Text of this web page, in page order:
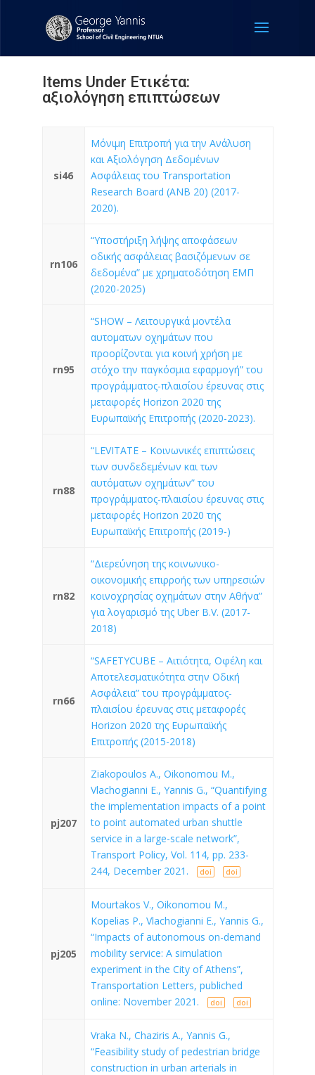
Items Under Ετικέτα:
αξιολόγηση επιπτώσεων
si46
Μόνιμη Επιτροπή για την Ανάλυση
και Αξιολόγηση Δεδομένων
Ασφάλειας του Transportation
Research Board (ANB 20) (2017-
2020).
rn106
“Υποστήριξη λήψης αποφάσεων
οδικής ασφάλειας βασιζόμενων σε
δεδομένα” με χρηματοδότηση ΕΜΠ
(2020-2025)
rn95
“SHOW – Λειτουργικά μοντέλα
αυτοματων οχημάτων που
προορίζονται για κοινή χρήση με
στόχο την παγκόσμια εφαρμογή” του
προγράμματος-πλαισίου έρευνας στις
μεταφορές Horizon 2020 της
Ευρωπαϊκής Επιτροπής (2020-2023).
rn88
“LEVITATE – Κοινωνικές επιπτώσεις
των συνδεδεμένων και των
αυτόματων οχημάτων” του
προγράμματος-πλαισίου έρευνας στις
μεταφορές Horizon 2020 της
Ευρωπαϊκής Επιτροπής (2019-)
rn82
“Διερεύνηση της κοινωνικο-
οικονομικής επιρροής των υπηρεσιών
κοινοχρησίας οχημάτων στην Αθήνα”
για λογαρισμό της Uber B.V. (2017-
2018)
rn66
“SAFETYCUBE – Αιτιότητα, Οφέλη και
Αποτελεσματικότητα στην Οδική
Ασφάλεια” του προγράμματος-
πλαισίου έρευνας στις μεταφορές
Horizon 2020 της Ευρωπαϊκής
Επιτροπής (2015-2018)
pj207
Ziakopoulos A., Oikonomou M.,
Vlachogianni E., Yannis G., “Quantifying
the implementation impacts of a point
to point automated urban shuttle
service in a large-scale network”,
Transport Policy, Vol. 114, pp. 233-
244, December 2021.
doi doi
pj205
Mourtakos V., Oikonomou M.,
Kopelias P., Vlachogianni E., Yannis G.,
“Impacts of autonomous on-demand
mobility service: A simulation
experiment in the City of Athens”,
Transportation Letters, publiched
online: November 2021.
doi doi
Vraka N., Chaziris A., Yannis G.,
“Feasibility study of pedestrian bridge
construction in urban arterials in